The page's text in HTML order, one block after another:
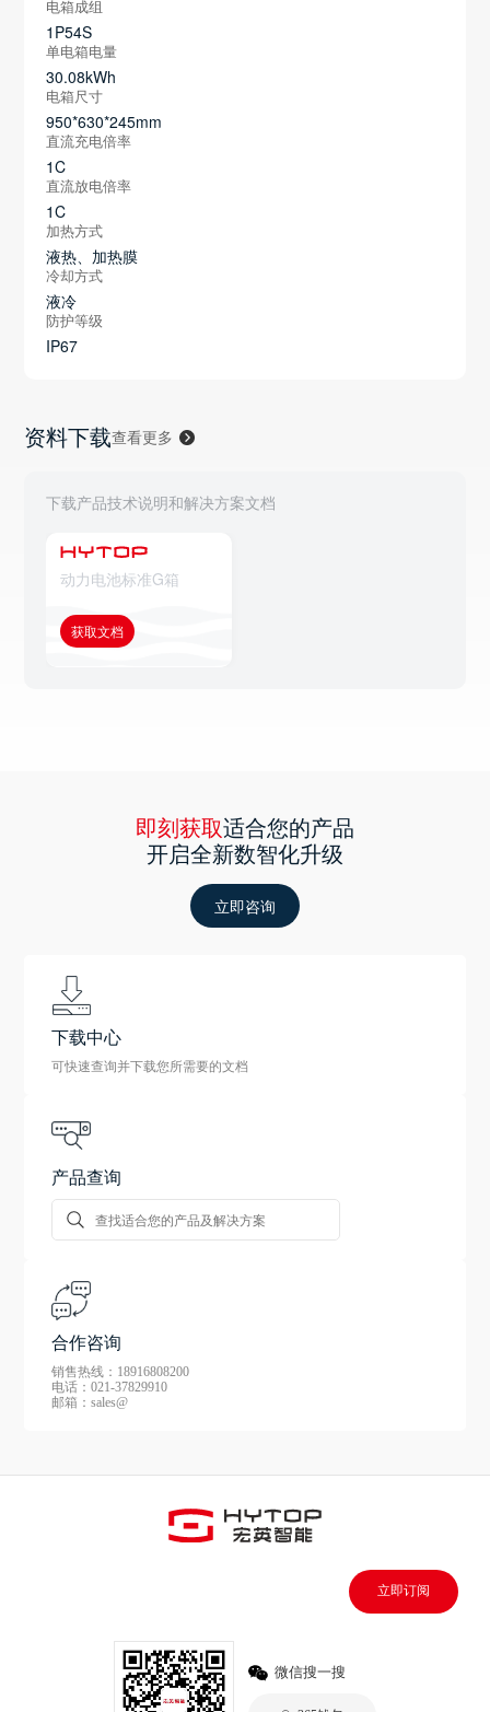
电箱成组
1P54S
单电箱电量
30.08kWh
电箱尺寸
950*630*245mm
直流充电倍率
1C
直流放电倍率
1C
加热方式
液热、加热膜
冷却方式
液冷
防护等级
IP67
资料下载查看更多
下载产品技术说明和解决方案文档
动力电池标准G箱
获取文档
即刻获取适合您的产品
开启全新数智化升级
立即咨询
下载中心
可快速查询并下载您所需要的文档
产品查询
合作咨询
销售热线：18916808200
电话：021-37829910
邮箱：sales@
立即订阅
微信搜一搜